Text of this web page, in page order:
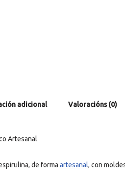
adicional Valoracións (0)
Artesanal
de forma artesanal, con